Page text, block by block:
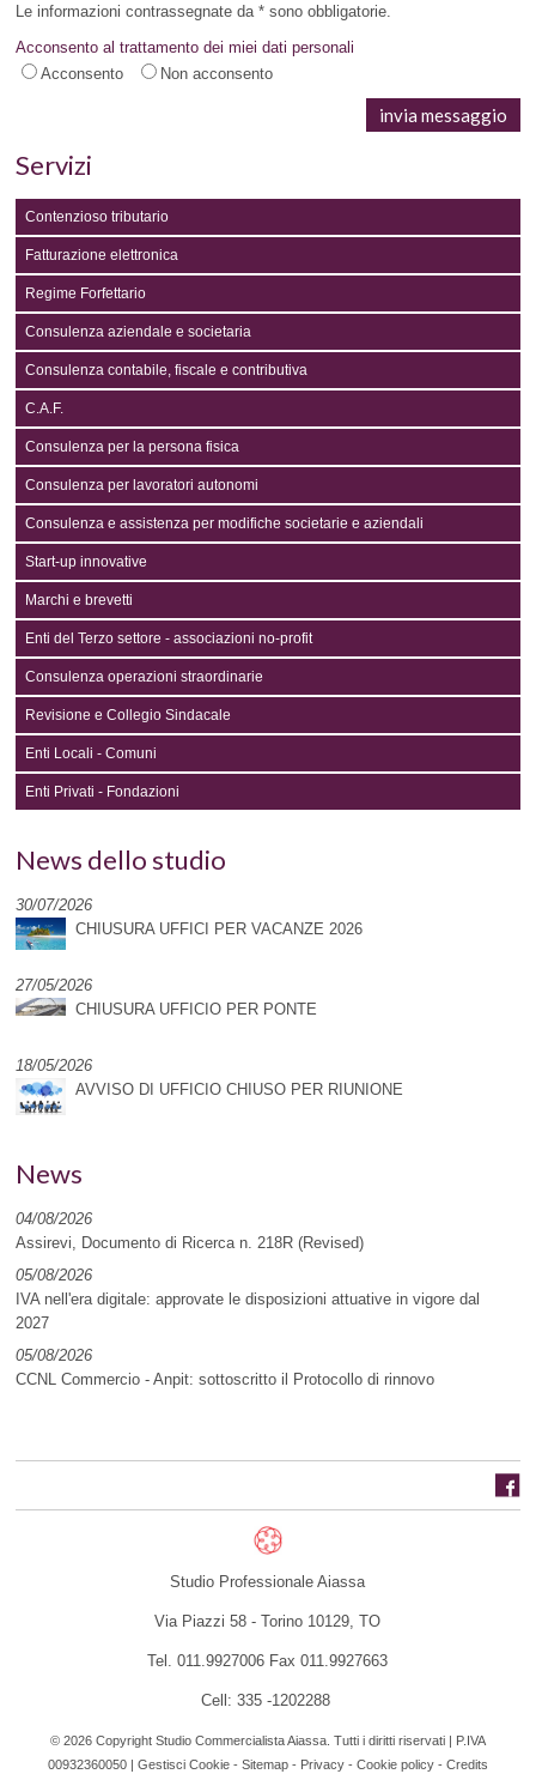
Le informazioni contrassegnate da * sono obbligatorie.
Acconsento al trattamento dei miei dati personali
Acconsento
Non acconsento
Servizi
Contenzioso tributario
Fatturazione elettronica
Regime Forfettario
Consulenza aziendale e societaria
Consulenza contabile, fiscale e contributiva
C.A.F.
Consulenza per la persona fisica
Consulenza per lavoratori autonomi
Consulenza e assistenza per modifiche societarie e aziendali
Start-up innovative
Marchi e brevetti
Enti del Terzo settore - associazioni no-profit
Consulenza operazioni straordinarie
Revisione e Collegio Sindacale
Enti Locali - Comuni
Enti Privati - Fondazioni
News dello studio
30/07/2026
CHIUSURA UFFICI PER VACANZE 2026
27/05/2026
CHIUSURA UFFICIO PER PONTE
18/05/2026
AVVISO DI UFFICIO CHIUSO PER RIUNIONE
News
04/08/2026
Assirevi, Documento di Ricerca n. 218R (Revised)
05/08/2026
IVA nell'era digitale: approvate le disposizioni attuative in vigore dal
2027
05/08/2026
CCNL Commercio - Anpit: sottoscritto il Protocollo di rinnovo
Studio Professionale Aiassa
Via Piazzi 58 -Torino 10129,TO
Tel.011.9927006 Fax011.9927663
Cell: 335 -1202288
© 2026 Copyright Studio Commercialista Aiassa. Tutti i diritti riservati | P.IVA
00932360050 | Gestisci Cookie- Sitemap- Privacy- Cookie policy- Credits